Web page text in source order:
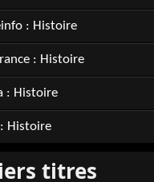
: Histoire
: Histoire
: Histoire
: Histoire